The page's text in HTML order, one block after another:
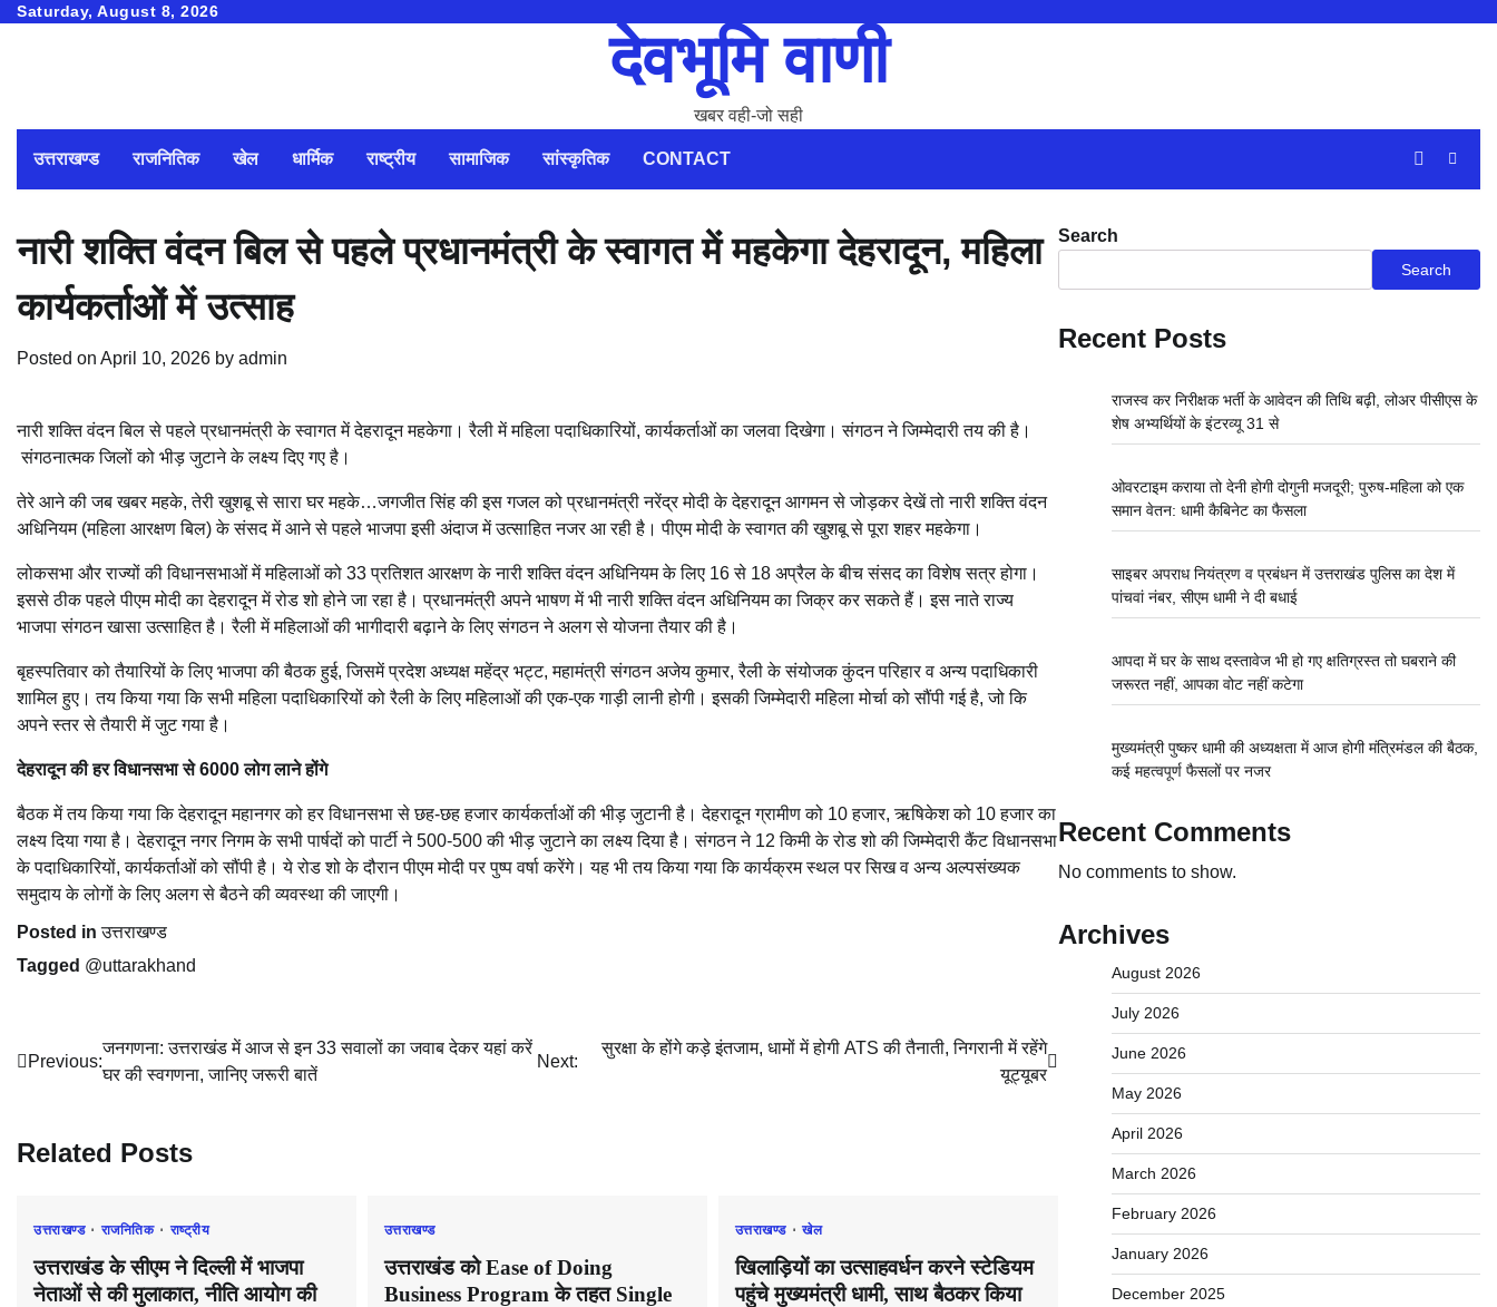
SkipSaturday, August 8, 2026
देवभूमि वाणी
खबर वही-जो सही
उत्तराखण्ड राजनितिक खेल धार्मिक राष्ट्रीय सामाजिक सांस्कृतिक CONTACT
नारी शक्ति वंदन बिल से पहले प्रधानमंत्री के स्वागत में महकेगा देहरादून, महिला
कार्यकर्ताओं में उत्साह
Posted on April 10, 2026 by admin
नारी शक्ति वंदन बिल से पहले प्रधानमंत्री के स्वागत में देहरादून महकेगा। रैली में महिला पदाधिकारियों, कार्यकर्ताओं का जलवा दिखेगा। संगठन ने जिम्मेदारी तय की है।
संगठनात्मक जिलों को भीड़ जुटाने के लक्ष्य दिए गए है।
तेरे आने की जब खबर महके, तेरी खुशबू से सारा घर महके…जगजीत सिंह की इस गजल को प्रधानमंत्री नरेंद्र मोदी के देहरादून आगमन से जोड़कर देखें तो नारी शक्ति वंदन
अधिनियम (महिला आरक्षण बिल) के संसद में आने से पहले भाजपा इसी अंदाज में उत्साहित नजर आ रही है। पीएम मोदी के स्वागत की खुशबू से पूरा शहर महकेगा।
लोकसभा और राज्यों की विधानसभाओं में महिलाओं को 33 प्रतिशत आरक्षण के नारी शक्ति वंदन अधिनियम के लिए 16 से 18 अप्रैल के बीच संसद का विशेष सत्र होगा।
इससे ठीक पहले पीएम मोदी का देहरादून में रोड शो होने जा रहा है। प्रधानमंत्री अपने भाषण में भी नारी शक्ति वंदन अधिनियम का जिक्र कर सकते हैं। इस नाते राज्य
भाजपा संगठन खासा उत्साहित है। रैली में महिलाओं की भागीदारी बढ़ाने के लिए संगठन ने अलग से योजना तैयार की है।
बृहस्पतिवार को तैयारियों के लिए भाजपा की बैठक हुई, जिसमें प्रदेश अध्यक्ष महेंद्र भट्ट, महामंत्री संगठन अजेय कुमार, रैली के संयोजक कुंदन परिहार व अन्य पदाधिकारी
शामिल हुए। तय किया गया कि सभी महिला पदाधिकारियों को रैली के लिए महिलाओं की एक-एक गाड़ी लानी होगी। इसकी जिम्मेदारी महिला मोर्चा को सौंपी गई है, जो कि
अपने स्तर से तैयारी में जुट गया है।
देहरादून की हर विधानसभा से 6000 लोग लाने होंगे
बैठक में तय किया गया कि देहरादून महानगर को हर विधानसभा से छह-छह हजार कार्यकर्ताओं की भीड़ जुटानी है। देहरादून ग्रामीण को 10 हजार, ऋषिकेश को 10 हजार का
लक्ष्य दिया गया है। देहरादून नगर निगम के सभी पार्षदों को पार्टी ने 500-500 की भीड़ जुटाने का लक्ष्य दिया है। संगठन ने 12 किमी के रोड शो की जिम्मेदारी कैंट विधानसभा
के पदाधिकारियों, कार्यकर्ताओं को सौंपी है। ये रोड शो के दौरान पीएम मोदी पर पुष्प वर्षा करेंगे। यह भी तय किया गया कि कार्यक्रम स्थल पर सिख व अन्य अल्पसंख्यक
समुदाय के लोगों के लिए अलग से बैठने की व्यवस्था की जाएगी।
Posted inउत्तराखण्ड
Tagged @uttarakhand
Post
Previous:
जनगणना: उत्तराखंड में आज से इन 33 सवालों का जवाब देकर यहां करें
घर की स्वगणना, जानिए जरूरी बातें
Next:
सुरक्षा के होंगे कड़े इंतजाम, धामों में होगी ATS की तैनाती, निगरानी में रहेंगे
यूट्यूबर
Related Posts
उत्तराखण्ड राजनितिक राष्ट्रीय
उत्तराखंड के सीएम ने दिल्ली में भाजपा
नेताओं से की मुलाकात, नीति आयोग की
उत्तराखण्ड
उत्तराखंड को Ease of Doing
Business Program के तहत Single
उत्तराखण्ड खेल
खिलाड़ियों का उत्साहवर्धन करने स्टेडियम
पहुंचे मुख्यमंत्री धामी, साथ बैठकर किया
Search
Search
Recent Posts
राजस्व कर निरीक्षक भर्ती के आवेदन की तिथि बढ़ी, लोअर पीसीएस के
शेष अभ्यर्थियों के इंटरव्यू 31 से
ओवरटाइम कराया तो देनी होगी दोगुनी मजदूरी; पुरुष-महिला को एक
समान वेतन: धामी कैबिनेट का फैसला
साइबर अपराध नियंत्रण व प्रबंधन में उत्तराखंड पुलिस का देश में
पांचवां नंबर, सीएम धामी ने दी बधाई
आपदा में घर के साथ दस्तावेज भी हो गए क्षतिग्रस्त तो घबराने की
जरूरत नहीं, आपका वोट नहीं कटेगा
मुख्यमंत्री पुष्कर धामी की अध्यक्षता में आज होगी मंत्रिमंडल की बैठक,
कई महत्वपूर्ण फैसलों पर नजर
Recent Comments
No comments to show.
Archives
August 2026
July 2026
June 2026
May 2026
April 2026
March 2026
February 2026
January 2026
December 2025